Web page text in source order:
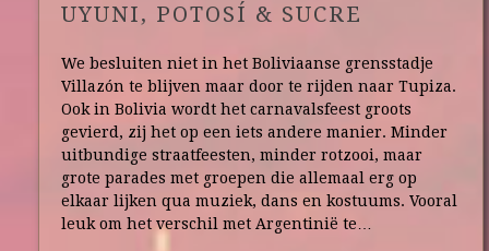
UYUNI, POTOSÍ & SUCRE
We besluiten niet in het Boliviaanse grensstadje
Villazón te blijven maar door te rijden naar Tupiza.
Ook in Bolivia wordt het carnavalsfeest groots
gevierd, zij het op een iets andere manier. Minder
uitbundige straatfeesten, minder rotzooi, maar
grote parades met groepen die allemaal erg op
elkaar lijken qua muziek, dans en kostuums. Vooral
leuk om het verschil met Argentinië te…